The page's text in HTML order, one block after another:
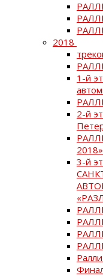
2018
1-й
2-й
2018»
3-й